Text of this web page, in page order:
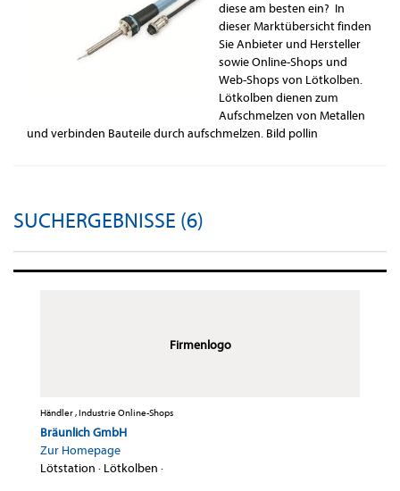
diese am besten ein? In
dieser Marktübersicht finden
Sie Anbieter und Hersteller
sowie Online-Shops und
Web-Shops von Lötkolben.
Lötkolben dienen zum
Aufschmelzen von Metallen
und verbinden Bauteile durch aufschmelzen. Bild pollin
SUCHERGEBNISSE (6)
Firmenlogo
Händler , Industrie Online-Shops
Bräunlich GmbH
Zur Homepage
Lötstation · Lötkolben ·